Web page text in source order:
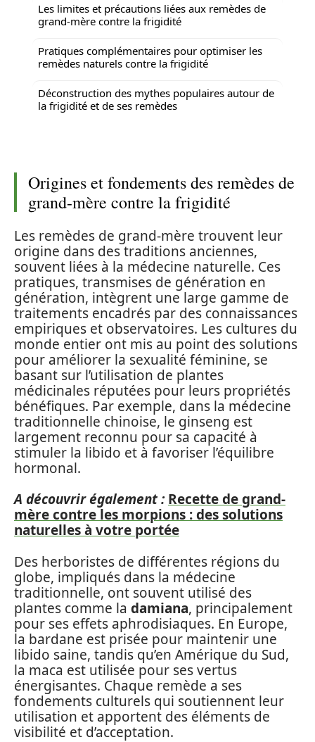
Les limites et précautions liées aux remèdes de
grand-mère contre la frigidité
Pratiques complémentaires pour optimiser les
remèdes naturels contre la frigidité
Déconstruction des mythes populaires autour de
la frigidité et de ses remèdes
Origines et fondements des remèdes de
grand-mère contre la frigidité
Les remèdes de grand-mère trouvent leur
origine dans des traditions anciennes,
souvent liées à la médecine naturelle. Ces
pratiques, transmises de génération en
génération, intègrent une large gamme de
traitements encadrés par des connaissances
empiriques et observatoires. Les cultures du
monde entier ont mis au point des solutions
pour améliorer la sexualité féminine, se
basant sur l’utilisation de plantes
médicinales réputées pour leurs propriétés
bénéfiques. Par exemple, dans la médecine
traditionnelle chinoise, le ginseng est
largement reconnu pour sa capacité à
stimuler la libido et à favoriser l’équilibre
hormonal.
A découvrir également : Recette de grand-
mère contre les morpions : des solutions
naturelles à votre portée
Des herboristes de différentes régions du
globe, impliqués dans la médecine
traditionnelle, ont souvent utilisé des
plantes comme la damiana, principalement
pour ses effets aphrodisiaques. En Europe,
la bardane est prisée pour maintenir une
libido saine, tandis qu’en Amérique du Sud,
la maca est utilisée pour ses vertus
énergisantes. Chaque remède a ses
fondements culturels qui soutiennent leur
utilisation et apportent des éléments de
visibilité et d’acceptation.